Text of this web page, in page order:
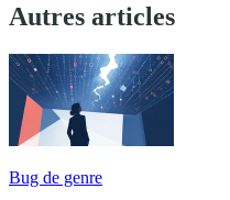
Autres articles
Bug de genre